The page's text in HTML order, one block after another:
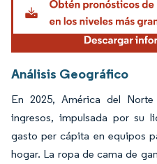
Análisis Geográfico
En 2025, América del
ingresos, impulsada por su
gasto per cápita en equipos
hogar. La ropa de cama de